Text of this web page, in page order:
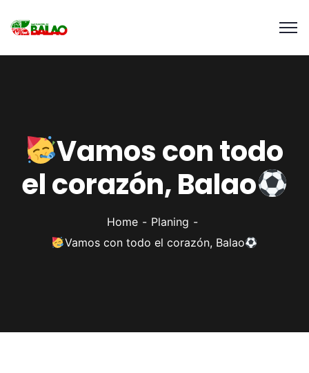
Vamos con todo
el corazón, Balao
Home
Planing
Vamos con todo el corazón, Balao